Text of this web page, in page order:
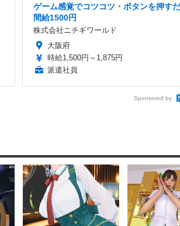
ゲーム感覚でコツコツ・ボタンを押す
間給1500円
株式会社ニチギワールド
大阪府
時給1,500円～1,875円
派遣社員
Sponsored by